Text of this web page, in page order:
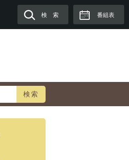
検 索 番組表
検索